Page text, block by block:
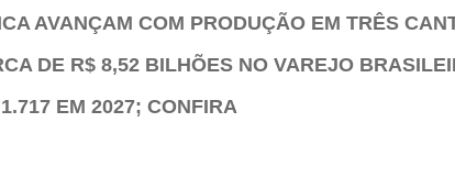
AVANÇAM COM PRODUÇÃO EM TRÊS
DE R$ 8,52 BILHÕES NO VAREJO
EM 2027; CONFIRA